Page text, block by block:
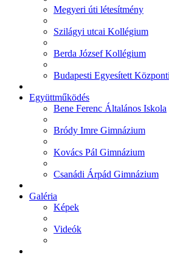
Megyeri úti létesítmény
Szilágyi utcai Kollégium
Berda József Kollégium
Budapesti Egyesített
Együttműködés
Bene Ferenc Általános Iskola
Bródy Imre Gimnázium
Kovács Pál Gimnázium
Csanádi Árpád Gimnázium
Galéria
Képek
Videók